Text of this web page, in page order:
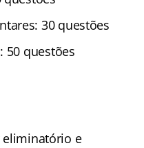
30 questões
50 questões
eliminatório e